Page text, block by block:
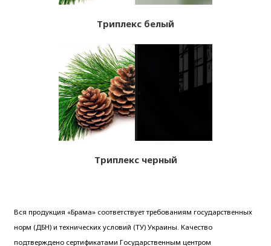
Триплекс белый
Триплекс черный
Вся продукция «Брама» соответствует требованиям государственных
норм (ДБН) и технических условий (ТУ) Украины. Качество
подтверждено сертификатами Государственным центром